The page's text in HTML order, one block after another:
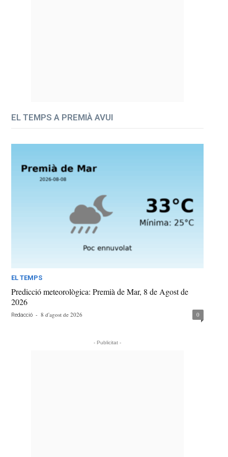
EL TEMPS A PREMIÀ AVUI
EL TEMPS
Predicció meteorològica: Premià de Mar, 8 de Agost de
2026
Redacció - 8 d'agost de 2026 0
- Publicitat -